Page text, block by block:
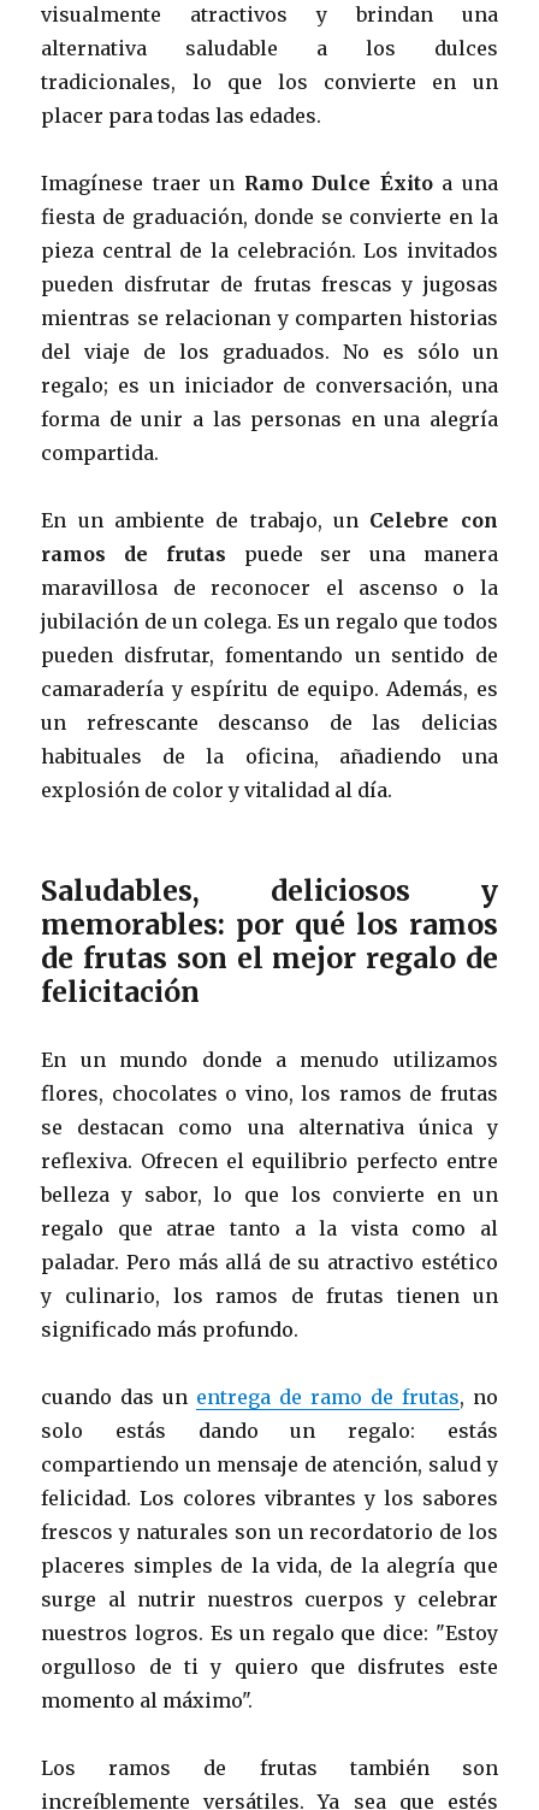
visualmente atractivos y brindan una
alternativa saludable a los dulces
tradicionales, lo que los convierte en un
placer para todas las edades.
Imagínese traer un Ramo Dulce Éxitoa una
fiesta de graduación, donde se convierte en la
pieza central de la celebración. Los invitados
pueden disfrutar de frutas frescas y jugosas
mientras se relacionan y comparten historias
del viaje de los graduados. No es sólo un
regalo; es un iniciador de conversación, una
forma de unir a las personas en una alegría
compartida.
En un ambiente de trabajo, un Celebre con
ramos de frutas puede ser una manera
maravillosa de reconocer el ascenso o la
jubilación de un colega. Es un regalo que todos
pueden disfrutar, fomentando un sentido de
camaradería y espíritu de equipo. Además, es
un refrescante descanso de las delicias
habituales de la oficina, añadiendo una
explosión de color y vitalidad al día.
Saludables, deliciosos y
memorables: por qué los ramos
de frutas son el mejor regalo de
felicitación
En un mundo donde a menudo utilizamos
flores, chocolates o vino, los ramos de frutas
se destacan como una alternativa única y
reflexiva. Ofrecen el equilibrio perfecto entre
belleza y sabor, lo que los convierte en un
regalo que atrae tanto a la vista como al
paladar. Pero más allá de su atractivo estético
y culinario, los ramos de frutas tienen un
significado más profundo.
cuando das un entrega de ramo de frutas, no
solo estás dando un regalo: estás
compartiendo un mensaje de atención, salud y
felicidad. Los colores vibrantes y los sabores
frescos y naturales son un recordatorio de los
placeres simples de la vida, de la alegría que
surge al nutrir nuestros cuerpos y celebrar
nuestros logros. Es un regalo que dice: "Estoy
orgulloso de ti y quiero que disfrutes este
momento al máximo".
Los ramos de frutas también son
increíblemente versátiles. Ya sea que estés